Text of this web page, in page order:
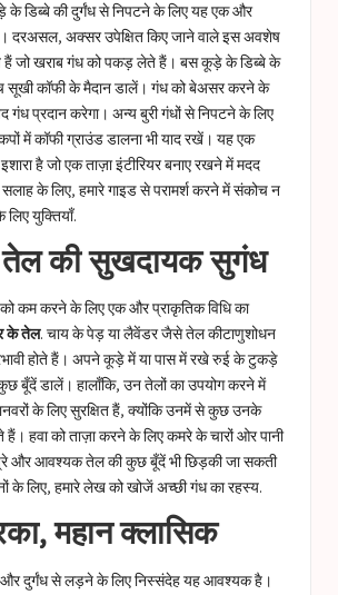
डिब्बे की दुर्गंध से निपटने के लिए यह एक और
दरअसल, अक्सर उपेक्षित किए जाने वाले इस अवशेष
हैं जो खराब गंध को पकड़ लेते हैं। बस कूड़े के डिब्बे के
सूखी कॉफी के मैदान डालें। गंध को बेअसर करने के
प्रदान करेगा। अन्य बुरी गंधों से निपटने के लिए
में कॉफी ग्राउंड डालना भी याद रखें। यह एक
है जो एक ताज़ा इंटीरियर बनाए रखने में मदद
के लिए, हमारे गाइड से परामर्श करने में संकोच न
लिए युक्तियाँ.
की सुखदायक सुगंध
कम करने के लिए एक और प्राकृतिक विधि का
के तेल. चाय के पेड़ या लैवेंडर जैसे तेल कीटाणुशोधन
होते हैं। अपने कूड़े में या पास में रखे रुई के टुकड़े
बूँदें डालें। हालाँकि, उन तेलों का उपयोग करने में
के लिए सुरक्षित हैं, क्योंकि उनमें से कुछ उनके
हैं। हवा को ताज़ा करने के लिए कमरे के चारों ओर पानी
और आवश्यक तेल की कुछ बूँदें भी छिड़की जा सकती
के लिए, हमारे लेख को खोजेंअच्छी गंध का रहस्य.
महान क्लासिक
दुर्गंध से लड़ने के लिए निस्संदेह यह आवश्यक है।